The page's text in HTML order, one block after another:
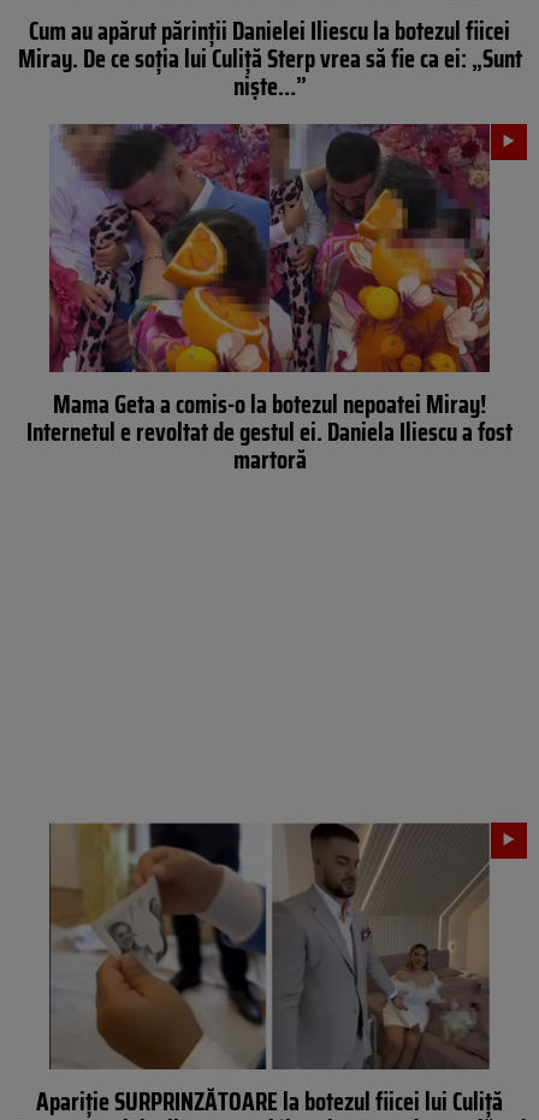
Cum au apărut părinții Danielei Iliescu la botezul fiicei
Miray. De ce soția lui Culiță Sterp vrea să fie ca ei: „Sunt
niște…”
Mama Geta a comis-o la botezul nepoatei Miray!
Internetul e revoltat de gestul ei. Daniela Iliescu a fost
martoră
Apariție SURPRINZĂTOARE la botezul fiicei lui Culiță